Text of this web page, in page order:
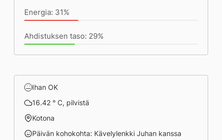
Energia: 31%
Ahdistuksen taso: 29%
Ihan OK
16.42 ° C, pilvistä
Kotona
Päivän kohokohta: Kävelylenkki Juhan kanssa